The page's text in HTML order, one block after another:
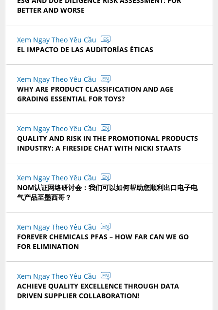
BETTER AND WORSE
Xem Ngay Theo Yêu Cầu ES
EL IMPACTO DE LAS AUDITORÍAS ÉTICAS
Xem Ngay Theo Yêu Cầu EN
WHY ARE PRODUCT CLASSIFICATION AND AGE
GRADING ESSENTIAL FOR TOYS?
Xem Ngay Theo Yêu Cầu EN
QUALITY AND RISK IN THE PROMOTIONAL PRODUCTS
INDUSTRY: A FIRESIDE CHAT WITH NICKI STAATS
Xem Ngay Theo Yêu Cầu EN
NOM认证网络研讨会：我们可以如何帮助您顺利出口电子电
气产品至墨西哥？
Xem Ngay Theo Yêu Cầu EN
FOREVER CHEMICALS PFAS – HOW FAR CAN WE GO
FOR ELIMINATION
Xem Ngay Theo Yêu Cầu EN
ACHIEVE QUALITY EXCELLENCE THROUGH DATA
DRIVEN SUPPLIER COLLABORATION!